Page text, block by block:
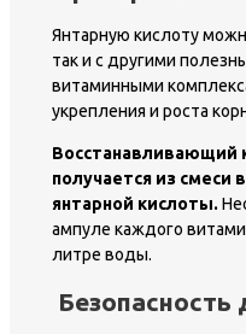
Янтарную кислоту
так и с другими
витаминными
укрепления и роста
Восстанавливающий
получается из смеси
янтарной кислоты.
ампуле каждого
литре воды.
Безопасность